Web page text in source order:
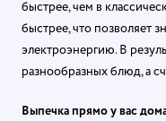
быстрее, чем в
быстрее, что позволяет
электроэнергию. В
разнообразных блюд, а
Выпечка прямо у вас